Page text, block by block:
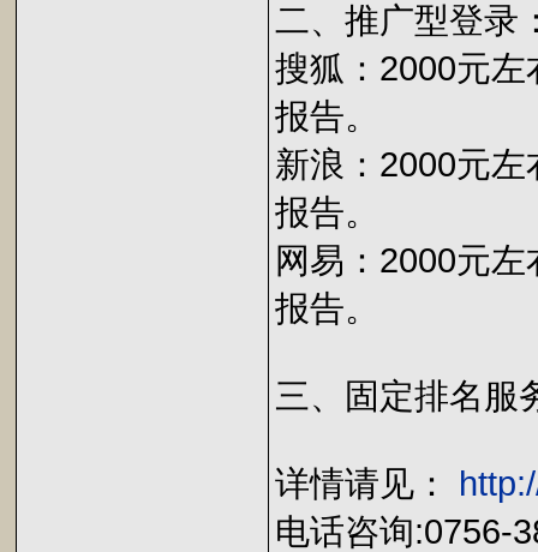
二、推广型登录
搜狐：2000元
报告。
新浪：2000元
报告。
网易：2000元
报告。
三、固定排名服
详情请见：
电话咨询:0756-